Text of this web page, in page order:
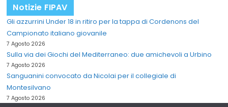
Notizie FIPAV
Gli azzurrini Under 18 in ritiro per la tappa di Cordenons del
Campionato italiano giovanile
7 Agosto 2026
Sulla via dei Giochi del Mediterraneo: due amichevoli a Urbino
7 Agosto 2026
Sanguanini convocato da Nicolai per il collegiale di
Montesilvano
7 Agosto 2026